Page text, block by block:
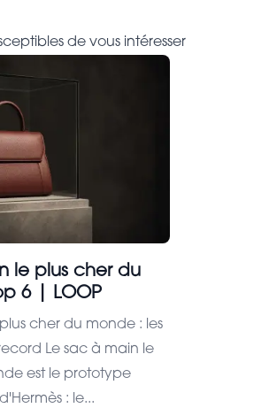
de vous intéresser
le plus cher du
6 | LOOP
cher du monde : les
Le sac à main le
est le prototype
: le...